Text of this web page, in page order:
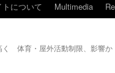
について Multimedia
く 体育・屋外活動制限、影響か